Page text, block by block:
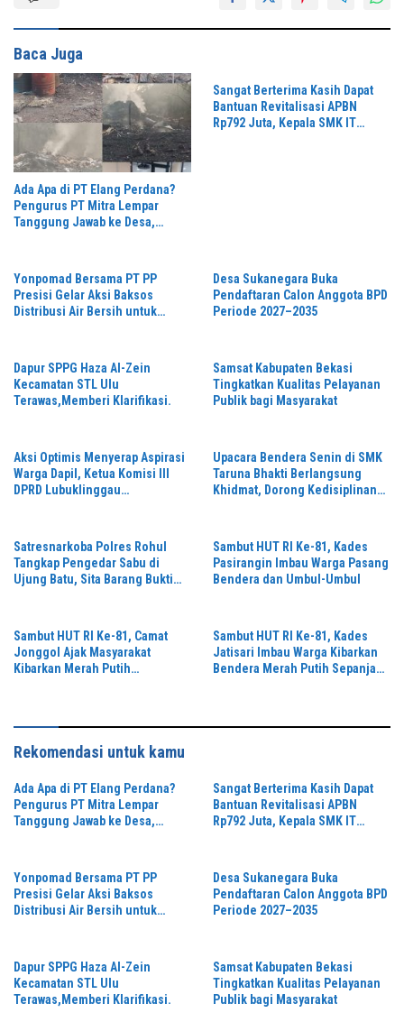
Baca Juga
Ada Apa di PT Elang Perdana?
Pengurus PT Mitra Lempar
Tanggung Jawab ke Desa,
Sangat Berterima Kasih Dapat
Bantuan Revitalisasi APBN
Rp792 Juta, Kepala SMK IT
Yonpomad Bersama PT PP
Presisi Gelar Aksi Baksos
Distribusi Air Bersih untuk
Desa Sukanegara Buka
Pendaftaran Calon Anggota BPD
Periode 2027–2035
Dapur SPPG Haza Al-Zein
Kecamatan STL Ulu
Terawas,Memberi Klarifikasi.
Samsat Kabupaten Bekasi
Tingkatkan Kualitas Pelayanan
Publik bagi Masyarakat
Aksi Optimis Menyerap Aspirasi
Warga Dapil, Ketua Komisi III
DPRD Lubuklinggau
Upacara Bendera Senin di SMK
Taruna Bhakti Berlangsung
Khidmat, Dorong Kedisiplinan
Satresnarkoba Polres Rohul
Tangkap Pengedar Sabu di
Ujung Batu, Sita Barang Bukti
Sambut HUT RI Ke-81, Kades
Pasirangin Imbau Warga Pasang
Bendera dan Umbul-Umbul
Sambut HUT RI Ke-81, Camat
Jonggol Ajak Masyarakat
Kibarkan Merah Putih
Sambut HUT RI Ke-81, Kades
Jatisari Imbau Warga Kibarkan
Bendera Merah Putih Sepanjang
Rekomendasi untuk kamu
Ada Apa di PT Elang Perdana?
Pengurus PT Mitra Lempar
Tanggung Jawab ke Desa,
Sangat Berterima Kasih Dapat
Bantuan Revitalisasi APBN
Rp792 Juta, Kepala SMK IT
Yonpomad Bersama PT PP
Presisi Gelar Aksi Baksos
Distribusi Air Bersih untuk
Desa Sukanegara Buka
Pendaftaran Calon Anggota BPD
Periode 2027–2035
Dapur SPPG Haza Al-Zein
Kecamatan STL Ulu
Terawas,Memberi Klarifikasi.
Samsat Kabupaten Bekasi
Tingkatkan Kualitas Pelayanan
Publik bagi Masyarakat